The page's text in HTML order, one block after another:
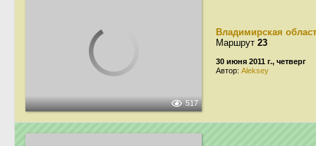
517
Владимирская
Маршрут 23
30 июня 2011 г., четверг
Автор: Aleksey